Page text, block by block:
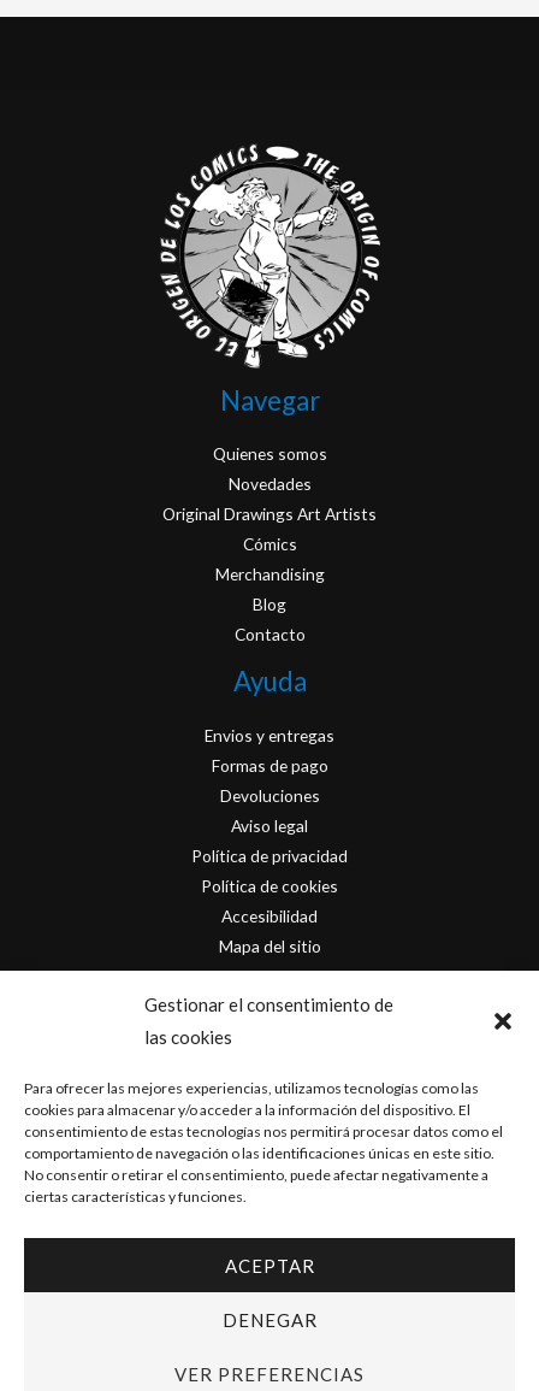
Gestionar el consentimiento de
las cookies
Para ofrecer las mejores experiencias, utilizamos tecnologías como las
cookies para almacenar y/o acceder a la información del dispositivo. El
consentimiento de estas tecnologías nos permitirá procesar datos como el
comportamiento de navegación o las identificaciones únicas en este sitio.
No consentir o retirar el consentimiento, puede afectar negativamente a
ciertas características y funciones.
ACEPTAR
DENEGAR
VER PREFERENCIAS
Navegar
Quienes somos
Novedades
Original Drawings Art Artists
Cómics
Merchandising
Blog
Contacto
Ayuda
Envios y entregas
Formas de pago
Devoluciones
Aviso legal
Política de privacidad
Política de cookies
Accesibilidad
Mapa del sitio
Contacto
info@originofcomics.com
Facebook
Instagram